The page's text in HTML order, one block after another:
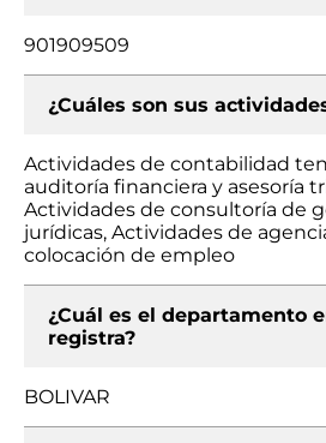
901909509
¿Cuáles son sus
Actividades de contabilidad
auditoría financiera y asesoría
Actividades de consultoría de
jurídicas, Actividades de
colocación de empleo
¿Cuál es el departamento
registra?
BOLIVAR